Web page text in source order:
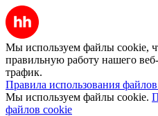
Мы используем файлы cookie,
правильную работу нашего
трафик.
Правила использования
Мы используем файлы cookie.
файлов cookie